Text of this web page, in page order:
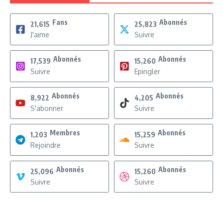
21,615 Fans
J'aime
25,823 Abonnés
Suivre
17,539 Abonnés
Suivre
15,260 Abonnés
Epingler
8,922 Abonnés
S'abonner
4,205 Abonnés
Suivre
1,203 Membres
Rejoindre
15,259 Abonnés
Suivre
25,096 Abonnés
Suivre
15,260 Abonnés
Suivre